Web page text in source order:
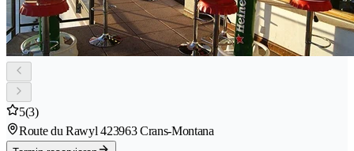
5(3)
Route du Rawyl 423963 Crans-Montana